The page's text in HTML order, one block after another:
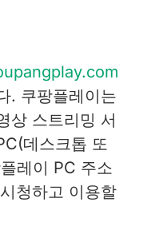
. 쿠팡플레이는
상 스트리밍 서
데스크톱 또
레이 PC 주소
청하고 이용할